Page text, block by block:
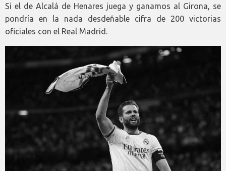
Si el de Alcalá de Henares juega y ganamos al Girona, se
pondría en la nada desdeñable cifra de 200 victorias
oficiales con el Real Madrid.